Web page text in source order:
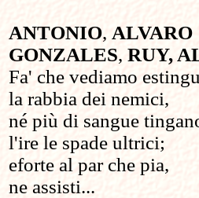
ANTONIO, ALVARO
GONZALES, RUY,
Fa' che vediamo
la rabbia dei nemici,
né più di sangue
l'ire le spade ultrici;
eforte al par che pia,
ne assisti...